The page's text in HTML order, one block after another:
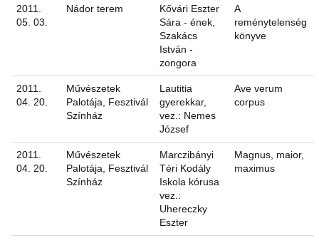
2011.
05. 03.
Nádor terem
Kővári Eszter
Sára - ének,
Szakács
István -
zongora
A
reménytelenség
könyve
2011.
04. 20.
Művészetek
Palotája, Fesztivál
Színház
Lautitia
gyerekkar,
vez.: Nemes
József
Ave verum
corpus
2011.
04. 20.
Művészetek
Palotája, Fesztivál
Színház
Marczibányi
Téri Kodály
Iskola kórusa
vez.:
Uhereczky
Eszter
Magnus, maior,
maximus